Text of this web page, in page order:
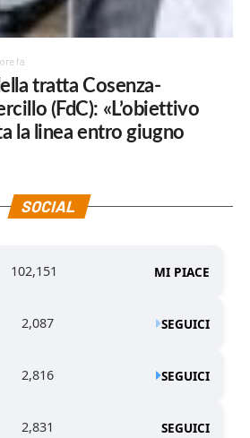
fa
tratta Cosenza-
(FdC): «L’obiettivo
la linea entro giugno
SOCIAL
102,151 MI PIACE
2,087 SEGUICI
2,816 SEGUICI
2,831 SEGUICI